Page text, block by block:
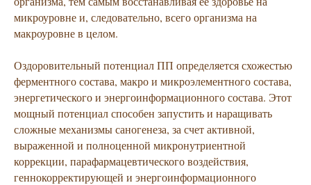
микроуровне и, следовательно, всего организма на
макроуровне в целом.
Оздоровительный потенциал ПП определяется схожестью
ферментного состава, макро и микроэлементного состава,
энергетического и энергоинформационного состава. Этот
мощный потенциал способен запустить и наращивать
сложные механизмы саногенеза, за счет активной,
выраженной и полноценной микронутриентной
коррекции, парафармацевтического воздействия,
геннокорректирующей и энергоинформационного